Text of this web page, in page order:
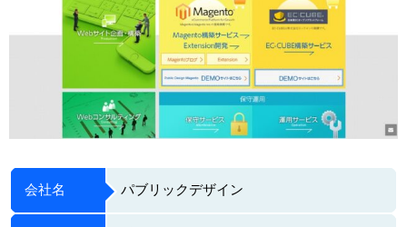
会社名 パブリックデザイン